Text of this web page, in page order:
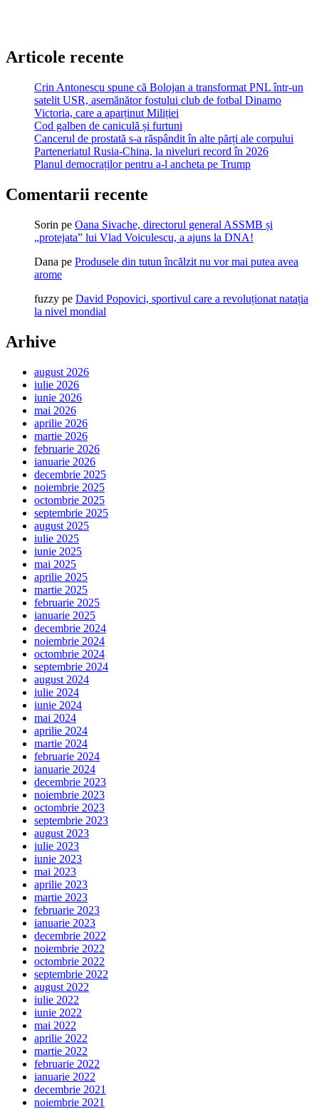
Articole recente
Crin Antonescu spune că Bolojan a transformat PNL într-un
satelit USR, asemănător fostului club de fotbal Dinamo
Victoria, care a aparținut Miliției
Cod galben de caniculă și furtuni
Cancerul de prostată s-a răspândit în alte părți ale corpului
Parteneriatul Rusia-China, la niveluri record în 2026
Planul democraților pentru a-l ancheta pe Trump
Comentarii recente
Sorin pe Oana Sivache, directorul general ASSMB și
„protejata” lui Vlad Voiculescu, a ajuns la DNA!
Dana pe Produsele din tutun încălzit nu vor mai putea avea
arome
fuzzy pe David Popovici, sportivul care a revoluționat natația
la nivel mondial
Arhive
august 2026
iulie 2026
iunie 2026
mai 2026
aprilie 2026
martie 2026
februarie 2026
ianuarie 2026
decembrie 2025
noiembrie 2025
octombrie 2025
septembrie 2025
august 2025
iulie 2025
iunie 2025
mai 2025
aprilie 2025
martie 2025
februarie 2025
ianuarie 2025
decembrie 2024
noiembrie 2024
octombrie 2024
septembrie 2024
august 2024
iulie 2024
iunie 2024
mai 2024
aprilie 2024
martie 2024
februarie 2024
ianuarie 2024
decembrie 2023
noiembrie 2023
octombrie 2023
septembrie 2023
august 2023
iulie 2023
iunie 2023
mai 2023
aprilie 2023
martie 2023
februarie 2023
ianuarie 2023
decembrie 2022
noiembrie 2022
octombrie 2022
septembrie 2022
august 2022
iulie 2022
iunie 2022
mai 2022
aprilie 2022
martie 2022
februarie 2022
ianuarie 2022
decembrie 2021
noiembrie 2021